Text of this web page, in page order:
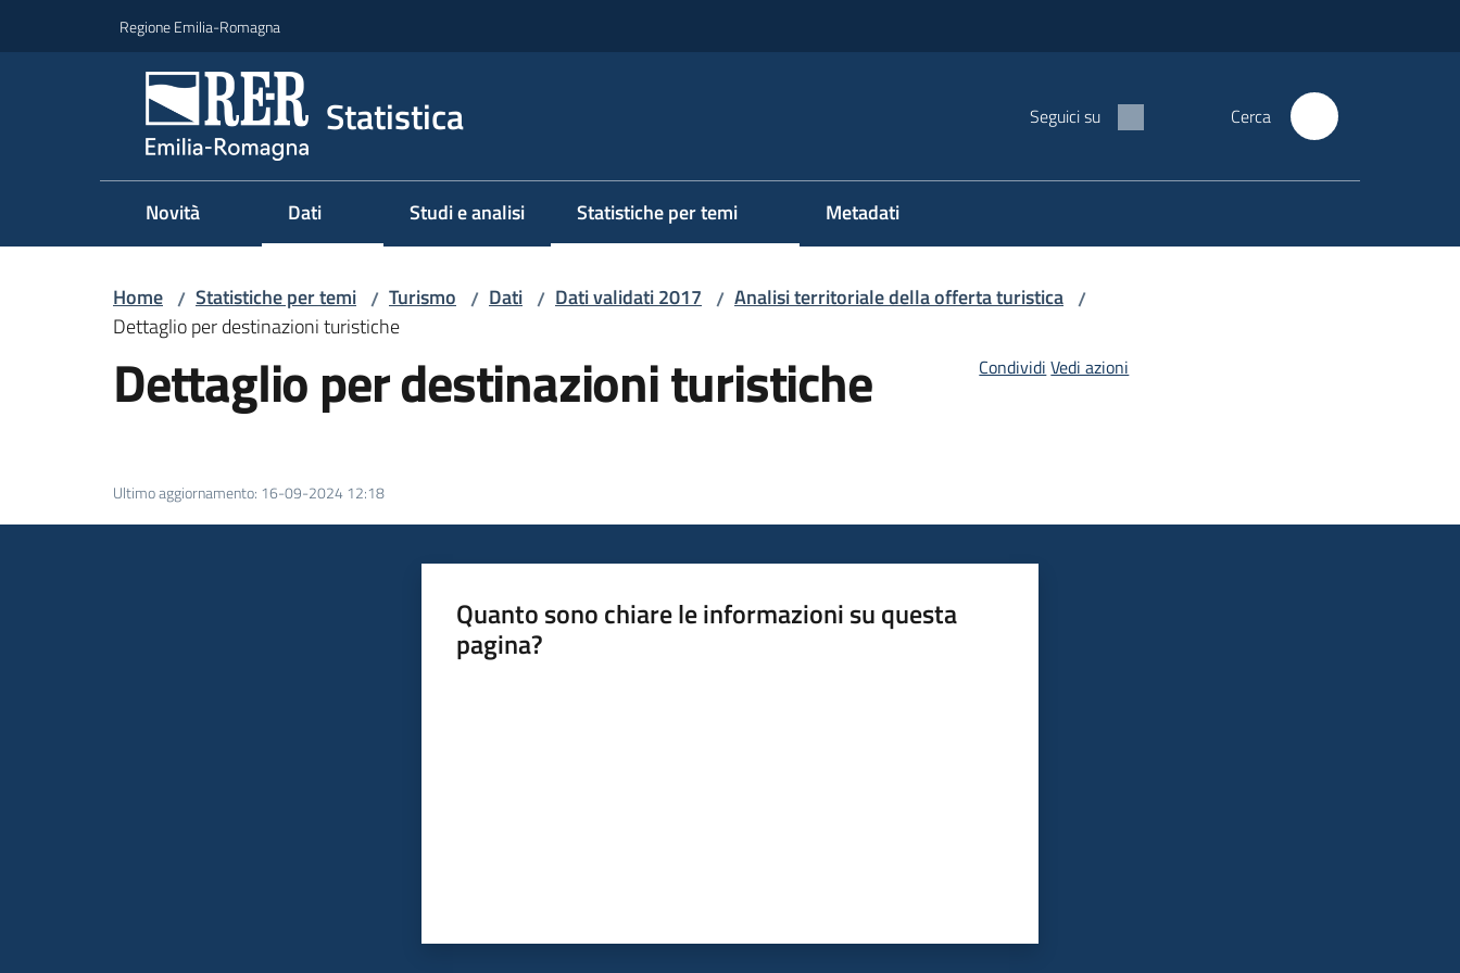
Regione Emilia-Romagna
Statistica Seguici su Cerca
Novità Dati Studi e analisi Statistiche per temi Metadati
Home / Statistiche per temi / Turismo / Dati / Dati validati 2017 / Analisi territoriale della offerta turistica /
Dettaglio per destinazioni turistiche
Dettaglio per destinazioni turistiche Condividi Vedi azioni
Ultimo aggiornamento: 16-09-2024 12:18
Quanto sono chiare le informazioni su questa
pagina?